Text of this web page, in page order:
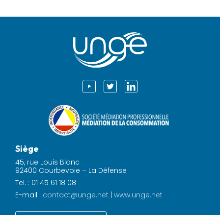
45, rue Louis Blanc
92400 Courbevoie – La Défense
Tel. : 01 45 61 18 08
E-mail :contact@unge.net